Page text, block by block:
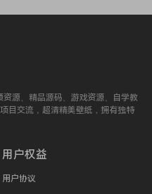
源、精品源码、游戏资源、自学教
目交流，超清精美壁纸，拥有独特
用户权益
用户协议